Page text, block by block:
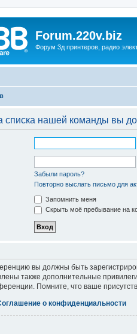
Forum.220v.biz
Форум 3д принтеров, радио
списка нашей команды вы
Забыли пароль?
Повторно выслать письмо для
Запомнить меня
Скрыть моё пребывание на
вы должны быть
также дополнительные
Помните, что ваше
о конфиденциальности